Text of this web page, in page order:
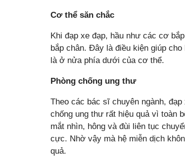
Cơ thể săn chắc
Khi đạp xe đạp, hầu như các cơ
bắp chân. Đây là điều kiện giúp
là ở nửa phía dưới của cơ thể.
Phòng chống ung thư
Theo các bác sĩ chuyên ngành,
chống ung thư rất hiệu quả vì toàn
mắt nhìn, hông và đùi liên tục
cực. Nhờ vậy mà hệ miễn dịch
quả.